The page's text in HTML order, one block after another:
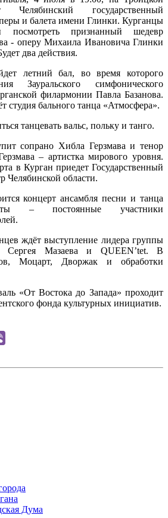
государственный
и балета имени Глинки. Курганцы
признанный шедевр
- оперу Михаила Ивановича Глинки
два действия.
летний бал, во время которого
Зауральского симфонического
филармонии Павла Базанова.
студия бального танца «Атмосфера».
танцевать вальс, польку и танго.
сопрано Хибла Герзмава и тенор
– артистка мирового уровня.
в Курган приедет Государственный
Челябинской области.
концерт ансамбля песни и танца
– постоянные участники
ждёт выступление лидера группы
Сергея Мазаева и QUEEN’tet. В
Моцарт, Дворжак и обработки
«От Востока до Запада» проходит
фонда культурных инициатив.
Дума